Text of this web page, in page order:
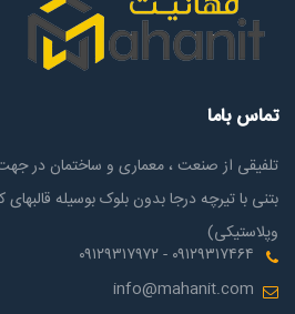
تماس باما
تلفیقی از صنعت ، معماری و ساختمان در
بتنی با تیرچه درجا بدون بلوک بوسیله قالبهای
وپلاستیکی)
۰۹۱۲۹۳۱۷۴۶۴ - ۰۹۱۲۹۳۱۷۹۷۲
info@mahanit.com